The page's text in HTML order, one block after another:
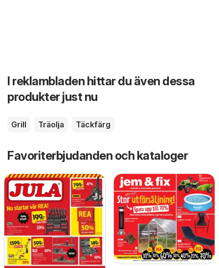
I reklambladen hittar du även dessa
produkter just nu
Grill Träolja Täckfärg
Favoriterbjudanden och kataloger